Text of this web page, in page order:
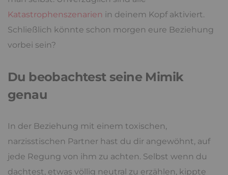
Katastrophenszenarien in deinem Kopf aktiviert.
Schließlich könnte schon morgen eure Beziehung
vorbei sein?
Du beobachtest seine Mimik
genau
In der Beziehung mit einem toxischen,
narzisstischen Partner hast du dir angewöhnt, auf
jede Regung von ihm zu achten. Selbst wenn du
dachtest, etwas völlig neutral zu erzählen, kippte